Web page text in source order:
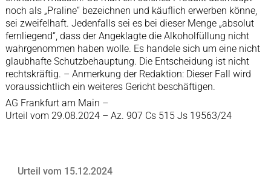
noch als „Praline“ bezeichnen und käuflich erwerben könne,
sei zweifelhaft. Jedenfalls sei es bei dieser Menge „absolut
fernliegend“, dass der Angeklagte die Alkoholfüllung nicht
wahrgenommen haben wolle. Es handele sich um eine nicht
glaubhafte Schutzbehauptung. Die Entscheidung ist nicht
rechtskräftig. – Anmerkung der Redaktion: Dieser Fall wird
voraussichtlich ein weiteres Gericht beschäftigen.
AG Frankfurt am Main –
Urteil vom 29.08.2024 – Az. 907 Cs 515 Js 19563/24
Urteil vom 15.12.2024